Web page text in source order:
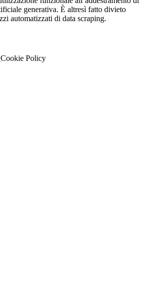
generativa. È altresì fatto divieto
automatizzati di data scraping.
Cookie Policy